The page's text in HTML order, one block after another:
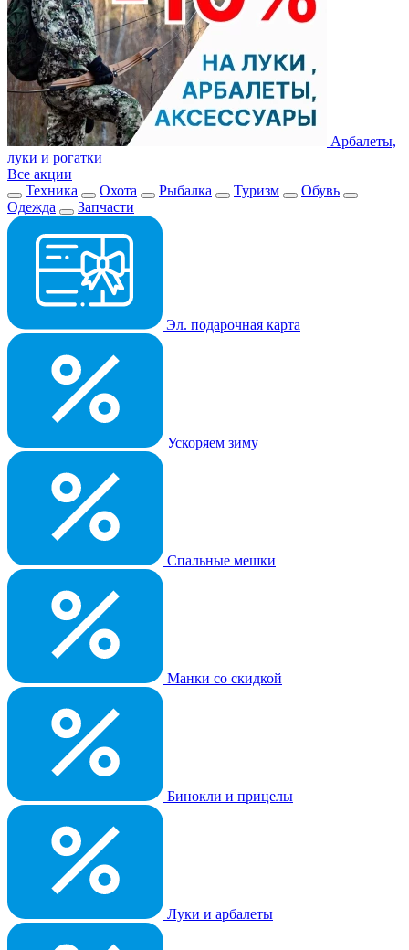
Арбалеты,
луки и рогатки
Все акции
Техника
Охота Рыбалка Туризм
Обувь
Одежда
Запчасти
Эл. подарочная карта
Ускоряем зиму
Спальные мешки
Манки со скидкой
Бинокли и прицелы
Луки и арбалеты